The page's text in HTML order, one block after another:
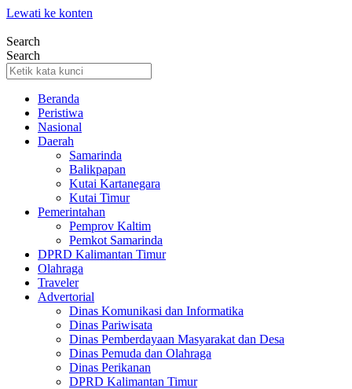
Lewati ke konten
Search
Search
Beranda
Peristiwa
Nasional
Daerah
Samarinda
Balikpapan
Kutai Kartanegara
Kutai Timur
Pemerintahan
Pemprov Kaltim
Pemkot Samarinda
DPRD Kalimantan Timur
Olahraga
Traveler
Advertorial
Dinas Komunikasi dan Informatika
Dinas Pariwisata
Dinas Pemberdayaan Masyarakat dan Desa
Dinas Pemuda dan Olahraga
Dinas Perikanan
DPRD Kalimantan Timur